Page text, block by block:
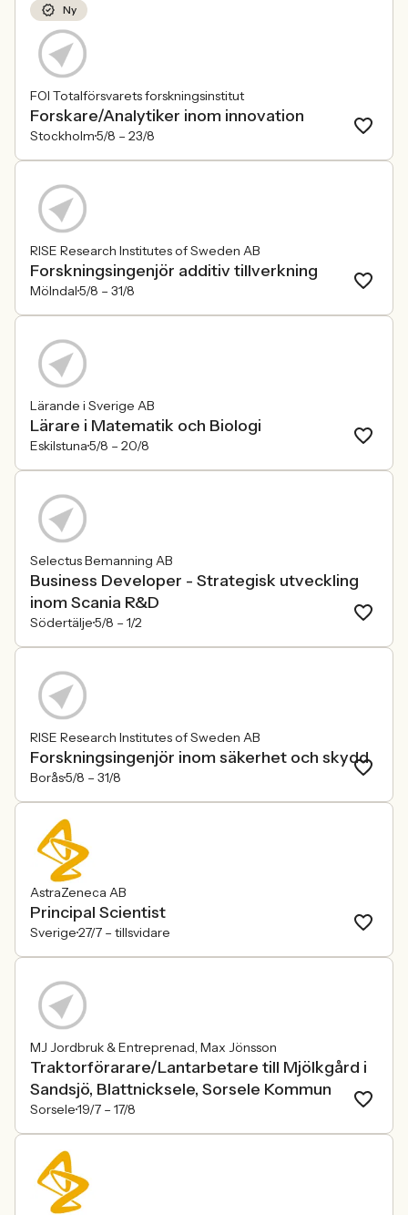
Ny
FOI Totalförsvarets forskningsinstitut
Forskare/Analytiker inom innovation
Stockholm5/8 – 23/8
RISE Research Institutes of Sweden AB
Forskningsingenjör additiv tillverkning
Mölndal5/8 – 31/8
Lärande i Sverige AB
Lärare i Matematik och Biologi
Eskilstuna5/8 – 20/8
Selectus Bemanning AB
Business Developer - Strategisk utveckling
inom Scania R&D
Södertälje5/8 – 1/2
RISE Research Institutes of Sweden AB
Forskningsingenjör inom säkerhet och skydd
Borås5/8 – 31/8
AstraZeneca AB
Principal Scientist
Sverige27/7 – tillsvidare
MJ Jordbruk & Entreprenad, Max Jönsson
Traktorförarare/Lantarbetare till Mjölkgård i
Sandsjö, Blattnicksele, Sorsele Kommun
Sorsele19/7 – 17/8